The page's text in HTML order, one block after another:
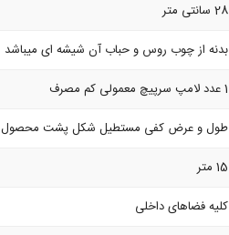
28 سانتی متر
بدنه از چوب روس و حباب آن شیشه ای میباشد
1 عدد لامپ سرپیچ معمولی کم مصرف
طول و عرض کفی مستطیل شکل پشت محصول 25 در 12 و فاصله آن از دیوار به جلو 27 سانتی متر است
15 متر
کلیه فضاهای داخلی